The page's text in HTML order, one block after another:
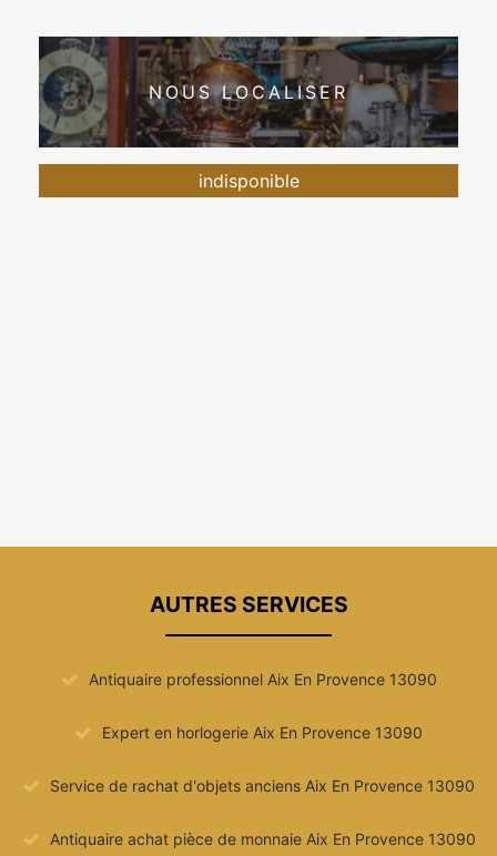
NOUS LOCALISER
indisponible
AUTRES SERVICES
Antiquaire professionnel Aix En Provence 13090
Expert en horlogerie Aix En Provence 13090
Service de rachat d'objets anciens Aix En Provence 13090
Antiquaire achat pièce de monnaie Aix En Provence 13090